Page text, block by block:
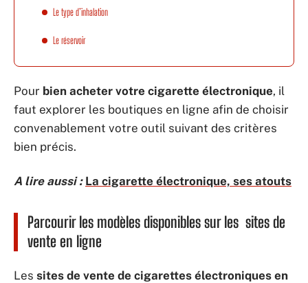
Le type d’inhalation
Le réservoir
Pour bien acheter votre cigarette électronique, il
faut explorer les boutiques en ligne afin de choisir
convenablement votre outil suivant des critères
bien précis.
A lire aussi : La cigarette électronique, ses atouts
Parcourir les modèles disponibles sur les sites de
vente en ligne
Les sites de vente de cigarettes électroniques en